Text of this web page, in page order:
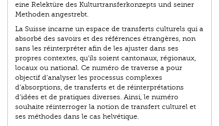
eine Relektüre des Kulturtransferkonzepts und seiner
Methoden angestrebt.
La Suisse incarne un espace de transferts culturels qui a
absorbé des savoirs et des références étrangères, non
sans les réinterpréter afin de les ajuster dans ses
propres contextes, qu’ils soient cantonaux, régionaux,
locaux ou national. Ce numéro de traverse a pour
objectif d’analyser les processus complexes
d’absorptions, de transferts et de réinterprétations
d’idées et de pratiques diverses. Ainsi, le numéro
souhaite réinterroger la notion de transfert culturel et
ses méthodes dans le cas helvétique.